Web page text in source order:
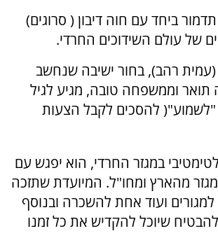
ביחד עם חוה דיבון ( סרוגים)
של עולם השידוכים החרדי.
(עמית רהב), בחור ישיבה שנחשב
תואר וממשפחה טובה, מגיע לגיל
"לשמוע"( להסכים לקבל הצעות
במגזר החרדי, הוא יפגש עם
מהארץ ומחו"ל. המיועדת שתזכה
למגורים ועוד אחת להשכרה ובנוסף
שיוכל להקדיש את כל זמנו